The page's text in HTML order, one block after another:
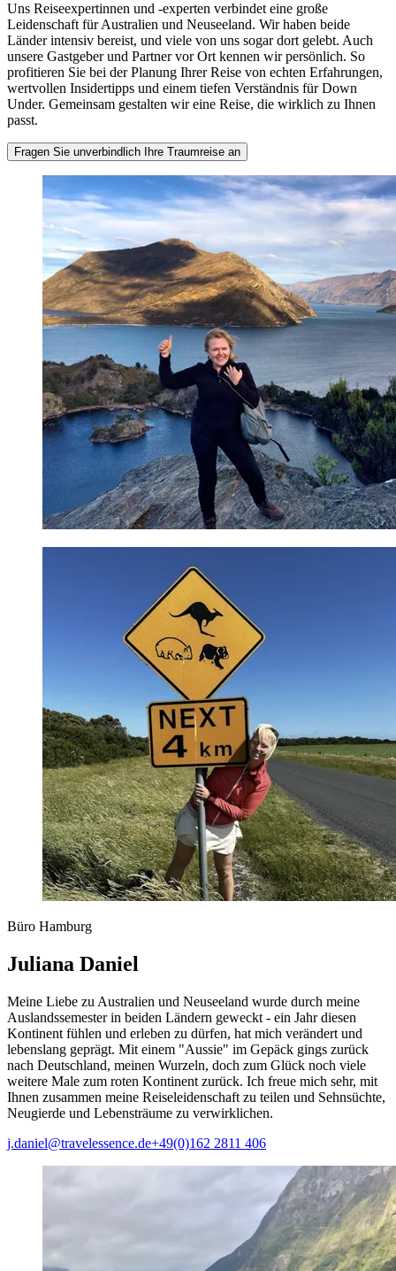
Uns Reiseexpertinnen und -experten verbindet eine große
Leidenschaft für Australien und Neuseeland. Wir haben beide
Länder intensiv bereist, und viele von uns sogar dort gelebt. Auch
unsere Gastgeber und Partner vor Ort kennen wir persönlich. So
profitieren Sie bei der Planung Ihrer Reise von echten Erfahrungen,
wertvollen Insidertipps und einem tiefen Verständnis für Down
Under. Gemeinsam gestalten wir eine Reise, die wirklich zu Ihnen
passt.
Fragen Sie unverbindlich Ihre Traumreise an
Büro Hamburg
Juliana Daniel
Meine Liebe zu Australien und Neuseeland wurde durch meine
Auslandssemester in beiden Ländern geweckt - ein Jahr diesen
Kontinent fühlen und erleben zu dürfen, hat mich verändert und
lebenslang geprägt. Mit einem "Aussie" im Gepäck gings zurück
nach Deutschland, meinen Wurzeln, doch zum Glück noch viele
weitere Male zum roten Kontinent zurück. Ich freue mich sehr, mit
Ihnen zusammen meine Reiseleidenschaft zu teilen und Sehnsüchte,
Neugierde und Lebensträume zu verwirklichen.
j.daniel@travelessence.de+49(0)162 2811 406